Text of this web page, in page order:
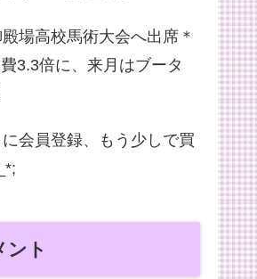
場高校馬術大会へ出席＊
3.3倍に、来月はブータ
会員登録、もう少しで買
ント